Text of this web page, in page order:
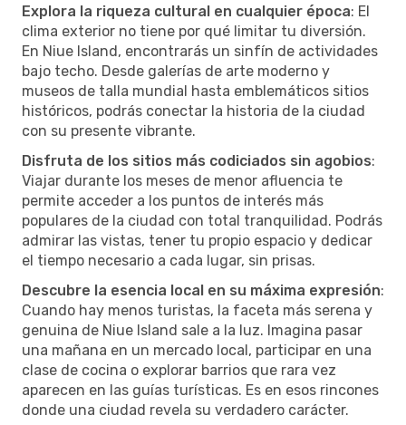
Explora la riqueza cultural en cualquier época: El
clima exterior no tiene por qué limitar tu diversión.
En Niue Island, encontrarás un sinfín de actividades
bajo techo. Desde galerías de arte moderno y
museos de talla mundial hasta emblemáticos sitios
históricos, podrás conectar la historia de la ciudad
con su presente vibrante.
Disfruta de los sitios más codiciados sin agobios:
Viajar durante los meses de menor afluencia te
permite acceder a los puntos de interés más
populares de la ciudad con total tranquilidad. Podrás
admirar las vistas, tener tu propio espacio y dedicar
el tiempo necesario a cada lugar, sin prisas.
Descubre la esencia local en su máxima expresión:
Cuando hay menos turistas, la faceta más serena y
genuina de Niue Island sale a la luz. Imagina pasar
una mañana en un mercado local, participar en una
clase de cocina o explorar barrios que rara vez
aparecen en las guías turísticas. Es en esos rincones
donde una ciudad revela su verdadero carácter.